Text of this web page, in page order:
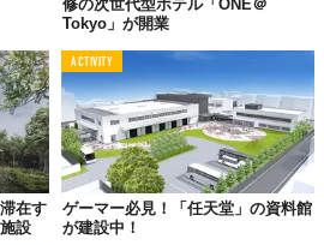
で取り入れてきた時代背景にあって、
本固有の美にフォーカス。“東洋の宝
所に発揮され、ライトの最高傑作とし
なったのが、1923年の9月1日。そう、
14万人以上を出した未曾有の大災害
日。
られていたまさにその時、突然の揺
修の次世代型ホテル「ONE＠
Tokyo」が開業
在す
設
ACTIVITY
ゲーマー必見！「任天堂」の資料館
が建設中！